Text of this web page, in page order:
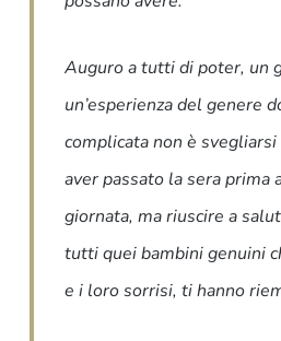
Auguro a tutti di poter, un
un’esperienza del genere
complicata non è
aver passato la sera prima
giornata, ma riuscire a
tutti quei bambini genuini
e i loro sorrisi, ti hanno